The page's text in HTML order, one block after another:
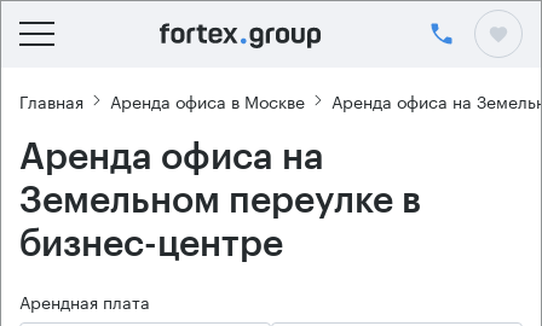
Главная Аренда офиса в Москве Аренда офиса на
Аренда офиса на
Земельном переулке в
бизнес-центре
Арендная плата